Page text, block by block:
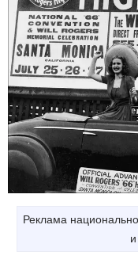
Реклама